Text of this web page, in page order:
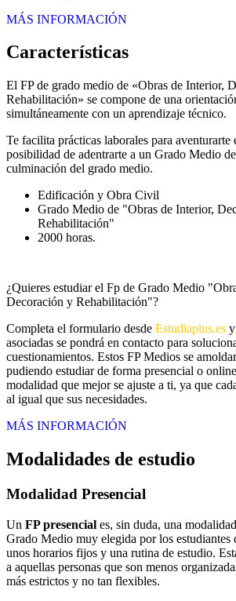
MÁS INFORMACIÓN
Características
El FP de grado medio de «Obras de Interior,
Rehabilitación» se compone de una
simultáneamente con un aprendizaje técnico.
Te facilita prácticas laborales para aventurarte
posibilidad de adentrarte a un Grado Medio
culminación del grado medio.
Edificación y Obra Civil
Grado Medio de "Obras de Interior,
Rehabilitación"
2000 horas.
¿Quieres estudiar el Fp de Grado Medio
Decoración y Rehabilitación"?
Completa el formulario desde Estudiaplus.es
asociadas se pondrá en contacto para
cuestionamientos. Estos FP Medios se
pudiendo estudiar de forma presencial o
modalidad que mejor se ajuste a ti, ya que
al igual que sus necesidades.
MÁS INFORMACIÓN
Modalidades de estudio
Modalidad Presencial
Un FP presencial es, sin duda, una
Grado Medio muy elegida por los estudiantes
unos horarios fijos y una rutina de estudio.
a aquellas personas que son menos
más estrictos y no tan flexibles.